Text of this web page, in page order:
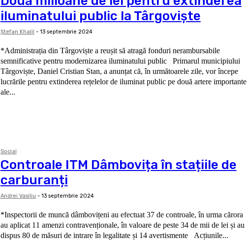
iluminatului public la Târgoviște
Ştefan Khalil - 13 septembrie 2024
*Administrația din Târgoviște a reușit să atragă fonduri nerambursabile
semnificative pentru modernizarea iluminatului public Primarul municipiului
Târgoviște, Daniel Cristian Stan, a anunțat că, în următoarele zile, vor începe
lucrările pentru extinderea rețelelor de iluminat public pe două artere importante
ale...
Social
Controale ITM Dâmbovița în stațiile de
carburanți
Andrei Vasiliu - 13 septembrie 2024
*Inspectorii de muncă dâmbovițeni au efectuat 37 de controale, în urma cărora
au aplicat 11 amenzi contravenționale, în valoare de peste 34 de mii de lei și au
dispus 80 de măsuri de intrare în legalitate și 14 avertismente Acțiunile...